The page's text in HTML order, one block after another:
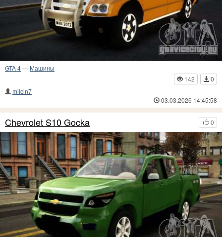
GTA 4— Машины
142
0
milcin7
03.03.2026 14:45:58
0
Chevrolet S10 Gocka